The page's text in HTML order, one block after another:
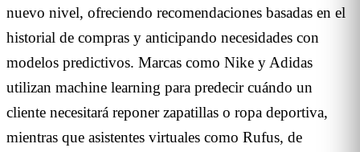
nuevo nivel, ofreciendo recomendaciones basadas en el
historial de compras y anticipando necesidades con
modelos predictivos. Marcas como Nike y Adidas
utilizan machine learning para predecir cuándo un
cliente necesitará reponer zapatillas o ropa deportiva,
mientras que asistentes virtuales como Rufus, de